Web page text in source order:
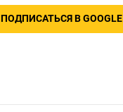
ПОДПИСАТЬСЯ В GOOGLE